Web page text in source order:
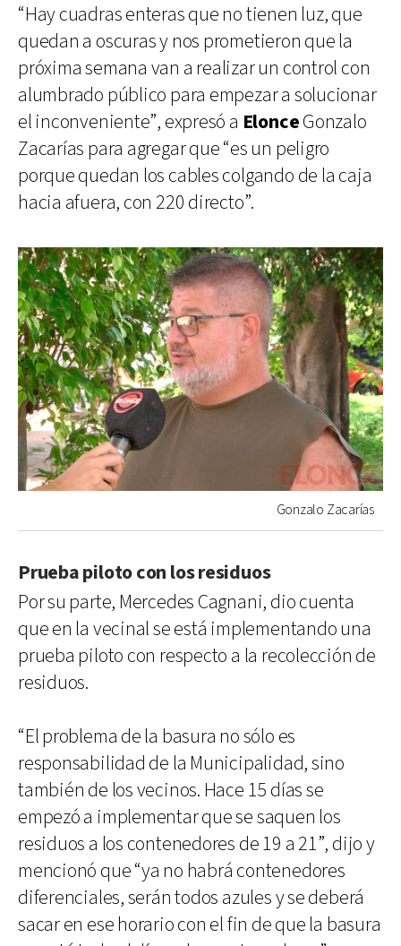
“Hay cuadras enteras que no tienen luz, que
quedan a oscuras y nos prometieron que la
próxima semana van a realizar un control con
alumbrado público para empezar a solucionar
el inconveniente”, expresó a ElonceGonzalo
Zacarías para agregar que “es un peligro
porque quedan los cables colgando de la caja
hacia afuera, con 220 directo”.
Gonzalo Zacarías
Prueba piloto con los residuos
Por su parte, Mercedes Cagnani, dio cuenta
que en la vecinal se está implementando una
prueba piloto con respecto a la recolección de
residuos.
“El problema de la basura no sólo es
responsabilidad de la Municipalidad, sino
también de los vecinos. Hace 15 días se
empezó a implementar que se saquen los
residuos a los contenedores de 19 a 21”, dijo y
mencionó que “ya no habrá contenedores
diferenciales, serán todos azules y se deberá
sacar en ese horario con el fin de que la basura